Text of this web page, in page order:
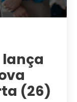
lança
(26)